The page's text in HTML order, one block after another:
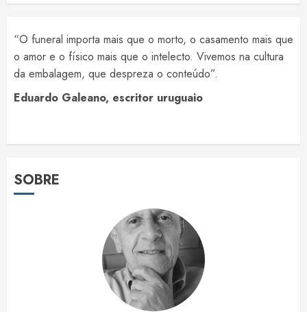
“O funeral importa mais que o morto, o casamento mais que
o amor e o físico mais que o intelecto. Vivemos na cultura
da embalagem, que despreza o conteúdo”.
Eduardo Galeano, escritor uruguaio
SOBRE